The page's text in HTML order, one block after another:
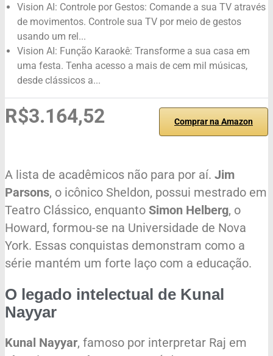
Vision AI: Controle por Gestos: Comande a sua TV através
de movimentos. Controle sua TV por meio de gestos
usando um rel...
Vision AI: Função Karaokê: Transforme a sua casa em
uma festa. Tenha acesso a mais de cem mil músicas,
desde clássicos a...
R$3.164,52 Comprar na Amazon
A lista de acadêmicos não para por aí. Jim
Parsons, o icônico Sheldon, possui mestrado em
Teatro Clássico, enquanto Simon Helberg, o
Howard, formou-se na Universidade de Nova
York. Essas conquistas demonstram como a
série mantém um forte laço com a educação.
O legado intelectual de Kunal
Nayyar
Kunal Nayyar, famoso por interpretar Raj em